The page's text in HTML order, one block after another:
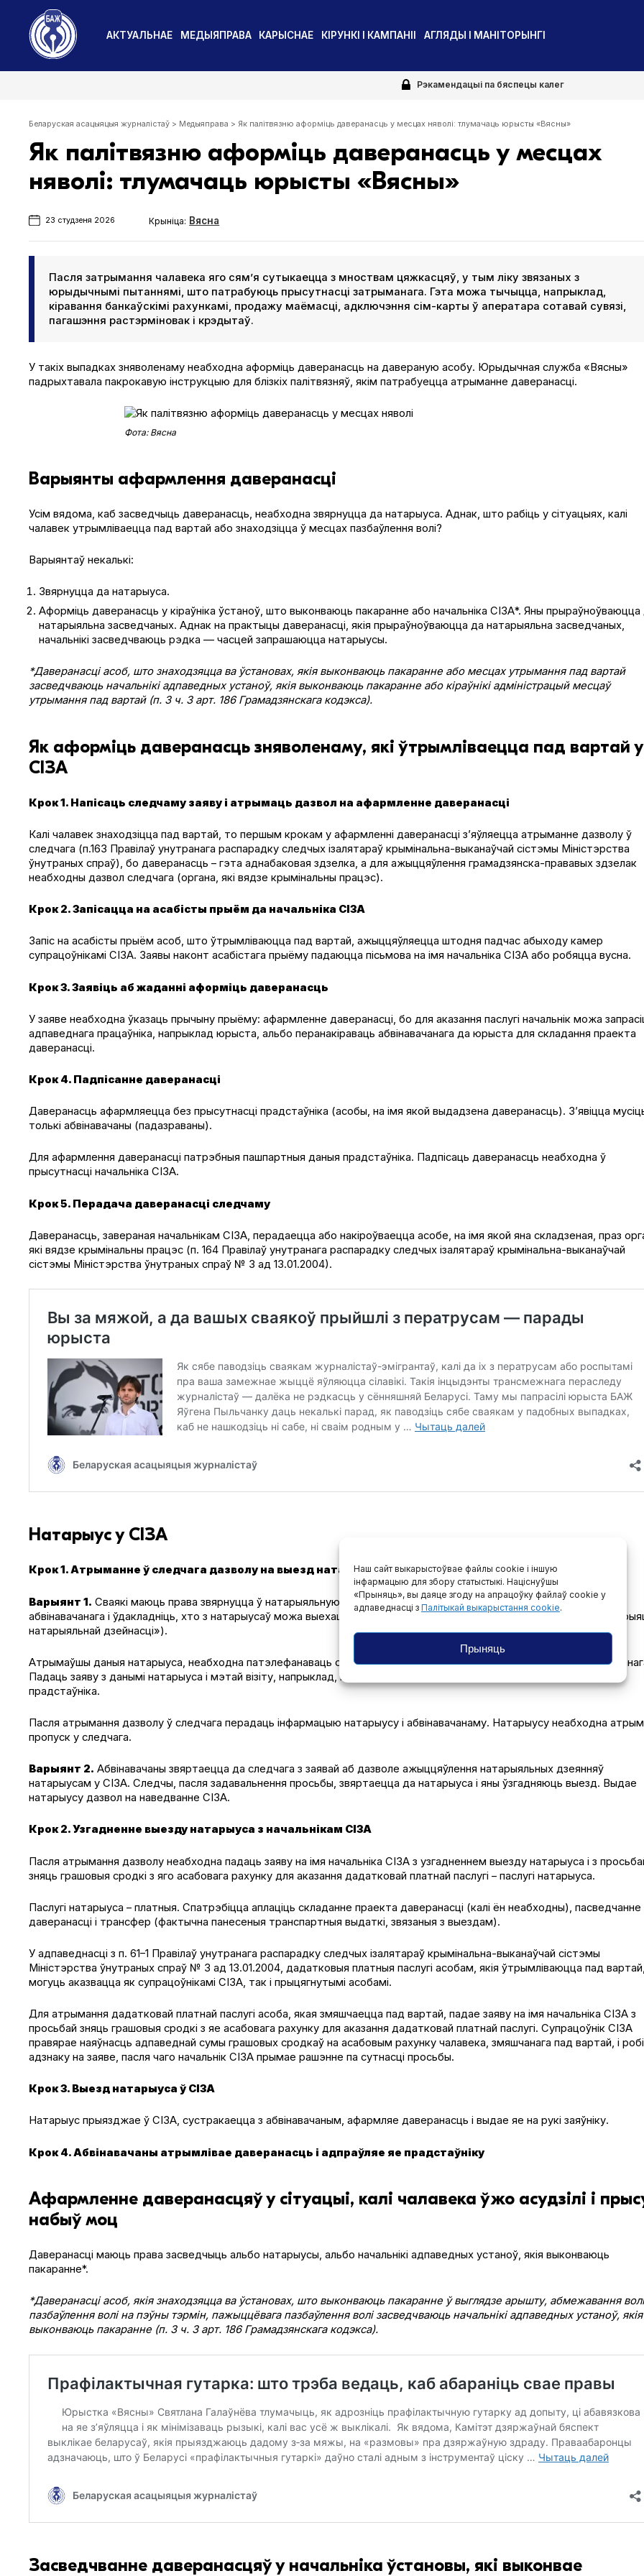
Наш сайт выкарыстоўвае файлы cookie і іншую
інфармацыю для збору статыстыкі. Націснуўшы
«Прыняць», вы даяце згоду на апрацоўку файлаў cookie у
адпаведнасці з Палітыкай выкарыстання cookie.
Прыняць
АКТУАЛЬНАЕ МЕДЫЯПРАВА КАРЫСНАЕ КІРУНКІ І КАМПАНІІ АГЛЯДЫ І МАНІТОРЫНГІ
Рэкамендацыі па бяспецы калег
Беларуская асацыяцыя журналістаў > Медыяправа > Як палітвязню аформіць даверанасць у месцах няволі: тлумачаць юрысты «Вясны»
Як палітвязню аформіць даверанасць у месцах
няволі: тлумачаць юрысты «Вясны»
23 студзеня 2026 Крыніца: Вясна
Пасля затрымання чалавека яго сям’я сутыкаецца з мноствам цяжкасцяў, у тым ліку звязаных з
юрыдычнымі пытаннямі, што патрабуюць прысутнасці затрыманага. Гэта можа тычыцца, напрыклад,
кіравання банкаўскімі рахункамі, продажу маёмасці, адключэння сім-карты ў аператара сотавай сувязі,
пагашэння растэрміновак і крэдытаў.
У такіх выпадках зняволенаму неабходна аформіць даверанасць на давераную асобу. Юрыдычная служба «Вясны»
падрыхтавала пакрокавую інструкцыю для блізкіх палітвязняў, якім патрабуецца атрыманне даверанасці.
Фота: Вясна
Варыянты афармлення даверанасці
Усім вядома, каб засведчыць даверанасць, неабходна звярнуцца да натарыуса. Аднак, што рабіць у сітуацыях, калі
чалавек утрымліваецца пад вартай або знаходзіцца ў месцах пазбаўлення волі?
Варыянтаў некалькі:
Звярнуцца да натарыуса.
Аформіць даверанасць у кіраўніка ўстаноў, што выконваюць пакаранне або начальніка СІЗА*. Яны прыраўноўваюцца
натарыяльна засведчаных. Аднак на практыцы даверанасці, якія прыраўноўваюцца да натарыяльна засведчаных,
начальнікі засведчваюць рэдка — часцей запрашаюцца натарыусы.
*Даверанасці асоб, што знаходзяцца ва ўстановах, якія выконваюць пакаранне або месцах утрымання пад вартай
засведчваюць начальнікі адпаведных устаноў, якія выконваюць пакаранне або кіраўнікі адміністрацый месцаў
утрымання пад вартай (п. 3 ч. 3 арт. 186 Грамадзянскага кодэкса).
Як аформіць даверанасць зняволенаму, які ўтрымліваецца пад вартай у
СІЗА
Крок 1. Напісаць следчаму заяву і атрымаць дазвол на афармленне даверанасці
Калі чалавек знаходзіцца пад вартай, то першым крокам у афармленні даверанасці з’яўляецца атрыманне дазволу ў
следчага (п.163 Правілаў унутранага распарадку следчых ізалятараў крымінальна-выканаўчай сістэмы Міністэрства
ўнутраных спраў), бо даверанасць – гэта аднабаковая здзелка, а для ажыццяўлення грамадзянска-прававых здзелак
неабходны дазвол следчага (органа, які вядзе крымінальны працэс).
Крок 2. Запісацца на асабісты прыём да начальніка СІЗА
Запіс на асабісты прыём асоб, што ўтрымліваюцца пад вартай, ажыццяўляецца штодня падчас абыходу камер
супрацоўнікамі СІЗА. Заявы наконт асабістага прыёму падаюцца пісьмова на імя начальніка СІЗА або робяцца вусна.
Крок 3. Заявіць аб жаданні аформіць даверанасць
У заяве неабходна ўказаць прычыну прыёму: афармленне даверанасці, бо для аказання паслугі начальнік можа
адпаведнага працаўніка, напрыклад юрыста, альбо перанакіраваць абвінавачанага да юрыста для складання праекта
даверанасці.
Крок 4. Падпісанне даверанасці
Даверанасць афармляецца без прысутнасці прадстаўніка (асобы, на імя якой выдадзена даверанасць). З’явіцца
толькі абвінавачаны (падазраваны).
Для афармлення даверанасці патрэбныя пашпартныя даныя прадстаўніка. Падпісаць даверанасць неабходна ў
прысутнасці начальніка СІЗА.
Крок 5. Перадача даверанасці следчаму
Даверанасць, завераная начальнікам СІЗА, перадаецца або накіроўваецца асобе, на імя якой яна складзеная, праз
які вядзе крымінальны працэс (п. 164 Правілаў унутранага распарадку следчых ізалятараў крымінальна-выканаўчай
сістэмы Міністэрства ўнутраных спраў № 3 ад 13.01.2004).
Натарыус у СІЗА
Крок 1. Атрыманне ў следчага дазволу на выезд натарыуса ў СІЗА
Варыянт 1. Сваякі маюць права звярнуцца ў натарыяльную кантору горада або раёна, па месцы знаходжання
абвінавачанага і ўдакладніць, хто з натарыусаў можа выехаць у СІЗА (арт. 13 Закона Рэспублікі Беларусь «Аб
натарыяльнай дзейнасці»).
Атрымаўшы даныя натарыуса, неабходна патэлефанаваць следчаму і ўзгадніць наведванне натарыусам
Падаць заяву з данымі натарыуса і мэтай візіту, напрыклад, пасведчанне даверанасці, з указаннем паўнамоцтваў
прадстаўніка.
Пасля атрымання дазволу ў следчага перадаць інфармацыю натарыусу і абвінавачанаму. Натарыусу неабходна
пропуск у следчага.
Варыянт 2. Абвінавачаны звяртаецца да следчага з заявай аб дазволе ажыццяўлення натарыяльных дзеянняў
натарыусам у СІЗА. Следчы, пасля задавальнення просьбы, звяртаецца да натарыуса і яны ўзгадняюць выезд. Выдае
натарыусу дазвол на наведванне СІЗА.
Крок 2. Узгадненне выезду натарыуса з начальнікам СІЗА
Пасля атрымання дазволу неабходна падаць заяву на імя начальніка СІЗА з узгадненнем выезду натарыуса і з
зняць грашовыя сродкі з яго асабовага рахунку для аказання дадатковай платнай паслугі – паслугі натарыуса.
Паслугі натарыуса – платныя. Спатрэбіцца аплаціць складанне праекта даверанасці (калі ён неабходны), пасведчанне
даверанасці і трансфер (фактычна панесеныя транспартныя выдаткі, звязаныя з выездам).
У адпаведнасці з п. 61–1 Правілаў унутранага распарадку следчых ізалятараў крымінальна-выканаўчай сістэмы
Міністэрства ўнутраных спраў № 3 ад 13.01.2004, дадатковыя платныя паслугі асобам, якія ўтрымліваюцца пад вартай,
могуць аказвацца як супрацоўнікамі СІЗА, так і прыцягнутымі асобамі.
Для атрымання дадатковай платнай паслугі асоба, якая змяшчаецца пад вартай, падае заяву на імя начальніка СІЗА з
просьбай зняць грашовыя сродкі з яе асабовага рахунку для аказання дадатковай платнай паслугі. Супрацоўнік СІЗА
правярае наяўнасць адпаведнай сумы грашовых сродкаў на асабовым рахунку чалавека, змяшчанага пад вартай, і
адзнаку на заяве, пасля чаго начальнік СІЗА прымае рашэнне па сутнасці просьбы.
Крок 3. Выезд натарыуса ў СІЗА
Натарыус прыязджае ў СІЗА, сустракаецца з абвінавачаным, афармляе даверанасць і выдае яе на рукі заяўніку.
Крок 4. Абвінавачаны атрымлівае даверанасць і адпраўляе яе прадстаўніку
Афармленне даверанасцяў у сітуацыі, калі чалавека ўжо асудзілі і
набыў моц
Даверанасці маюць права засведчыць альбо натарыусы, альбо начальнікі адпаведных устаноў, якія выконваюць
пакаранне*.
*Даверанасці асоб, якія знаходзяцца ва ўстановах, што выконваюць пакаранне ў выглядзе арышту, абмежавання
пазбаўлення волі на пэўны тэрмін, пажыццёвага пазбаўлення волі засведчваюць начальнікі адпаведных устаноў, якія
выконваюць пакаранне (п. 3 ч. 3 арт. 186 Грамадзянскага кодэкса).
Засведчванне даверанасцяў у начальніка ўстановы, які выконвае